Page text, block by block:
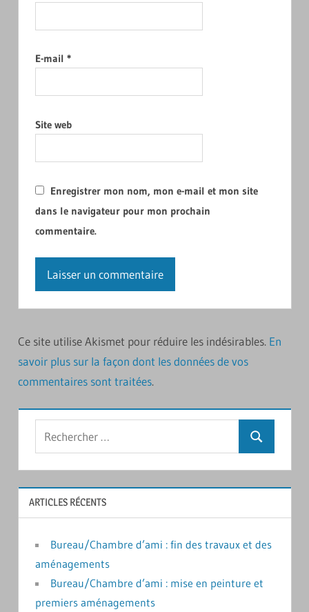
E-mail *
Site web
Enregistrer mon nom, mon e-mail et mon site
dans le navigateur pour mon prochain
commentaire.
Ce site utilise Akismet pour réduire les indésirables. En
savoir plus sur la façon dont les données de vos
commentaires sont traitées.
Recherche
ARTICLES RÉCENTS
Bureau/Chambre d’ami : fin des travaux et des
aménagements
Bureau/Chambre d’ami : mise en peinture et
premiers aménagements